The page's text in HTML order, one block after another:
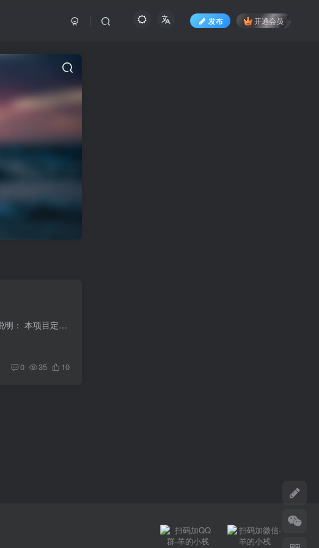
发布 开通会员
为解决快速执行一两个连接到 vps 的命令，不需要打开各种客户端来繁琐操作。 项目说明： 本项目定位为本地命令行工具，主要解决以下问题： 统一管理多台 VPS 的连接信息 通过一个入口完成登录、...
0 35 10